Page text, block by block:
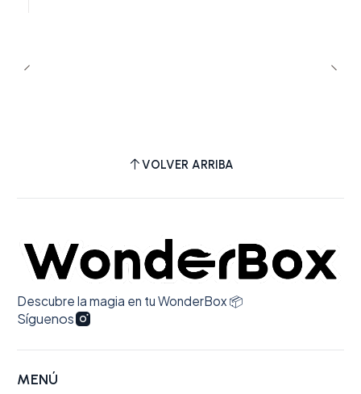
VOLVER ARRIBA
Descubre la magia en tu WonderBox 📦
Síguenos
MENÚ